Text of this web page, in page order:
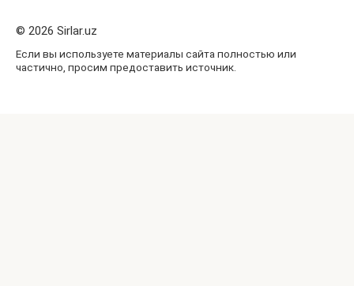
© 2026 Sirlar.uz
Если вы используете материалы сайта полностью или
частично, просим предоставить источник.